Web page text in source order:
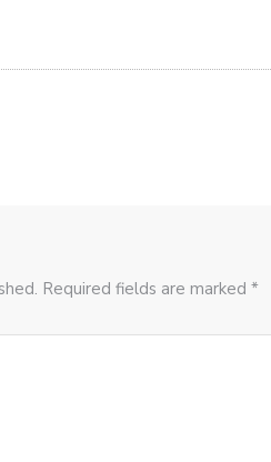
Required fields are marked *